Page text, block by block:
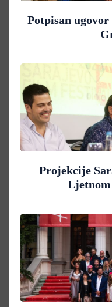
Potpisan
Projekcije